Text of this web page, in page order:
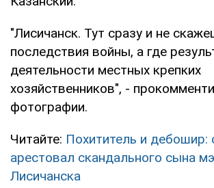
"Лисичанск. Тут сразу и не
последствия войны, а где
деятельности местных крепких
хозяйственников", -
фотографии.
Читайте: Похититель и дебошир:
арестовал скандального сына
Лисичанска